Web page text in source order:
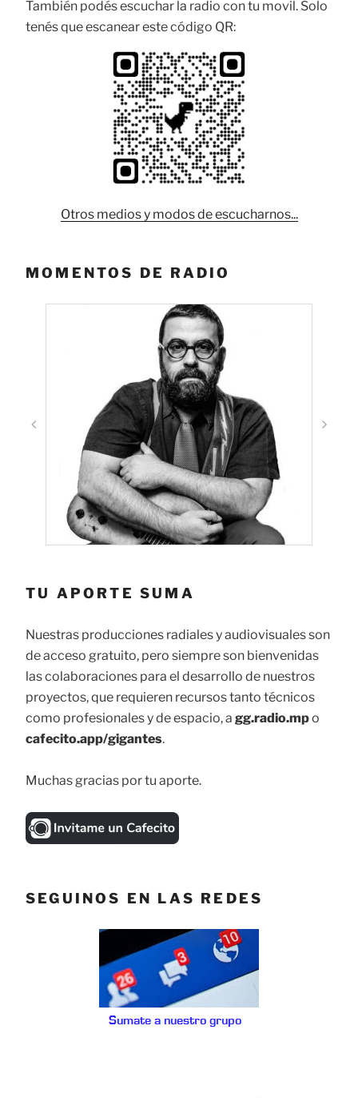
También podés escuchar la radio con tu movil. Solo
tenés que escanear este código QR:
Otros medios y modos de escucharnos...
MOMENTOS DE RADIO
TU APORTE SUMA
Nuestras producciones radiales y audiovisuales son
de acceso gratuito, pero siempre son bienvenidas
las colaboraciones para el desarrollo de nuestros
proyectos, que requieren recursos tanto técnicos
como profesionales y de espacio, a gg.radio.mpo
cafecito.app/gigantes.
Muchas gracias por tu aporte.
SEGUINOS EN LAS REDES